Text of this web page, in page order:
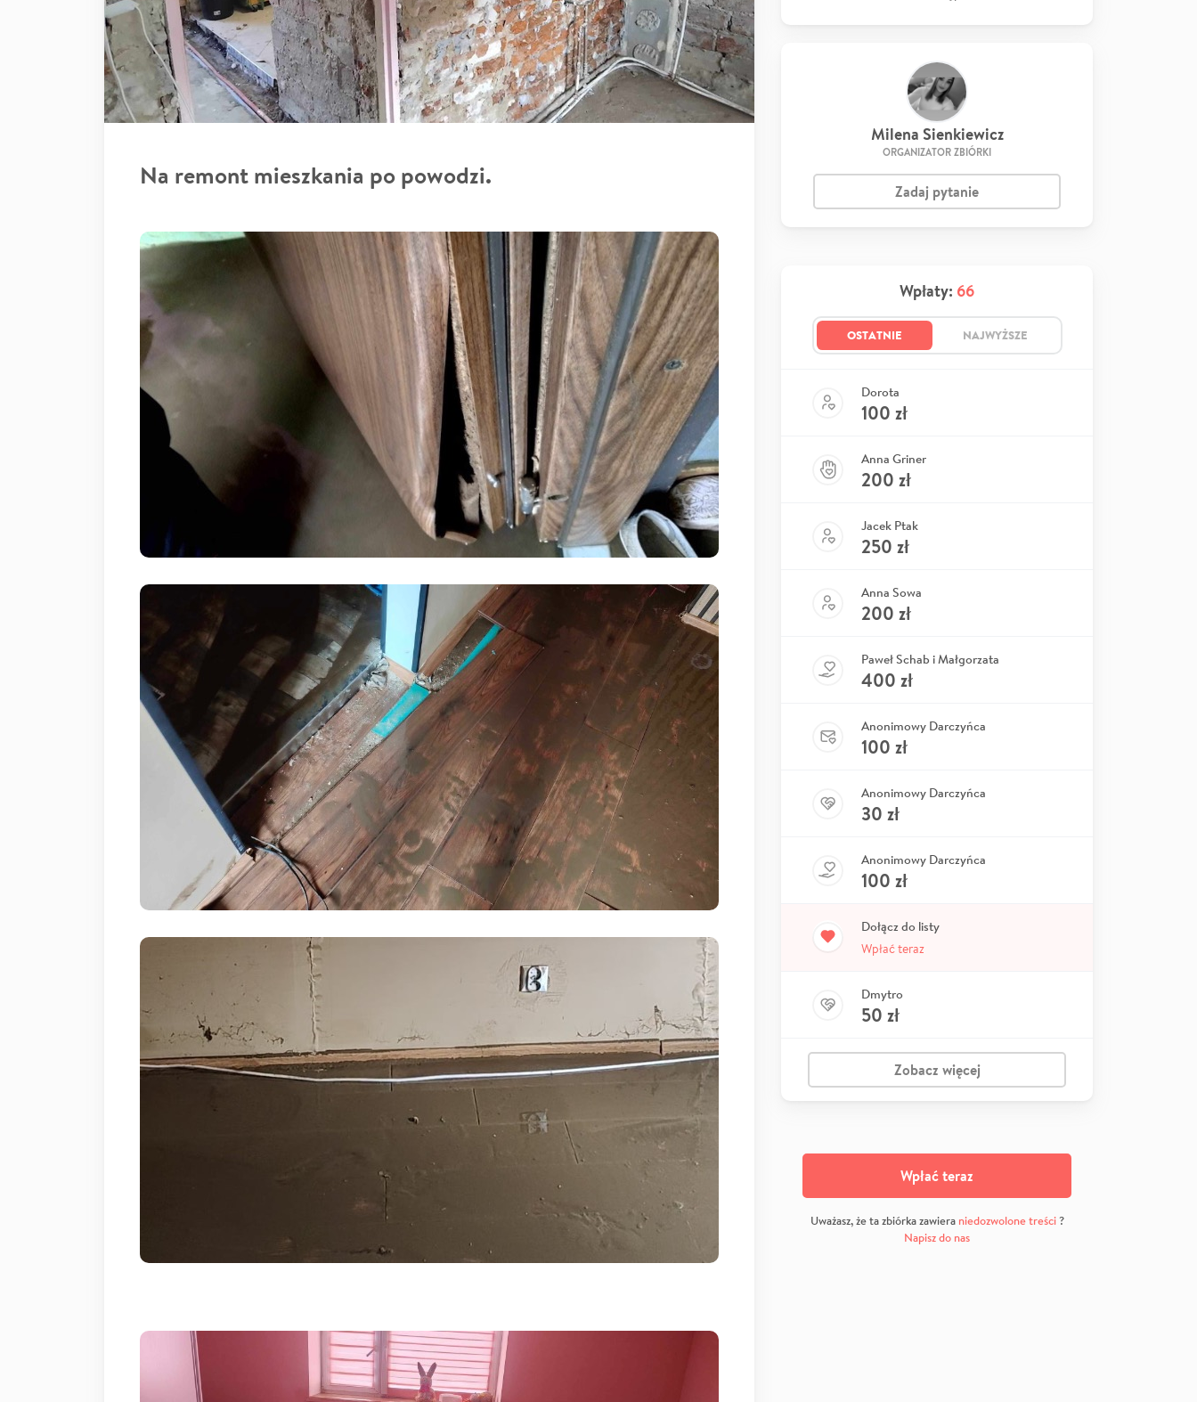
Na remont mieszkania po powodzi.
Milena Sienkiewicz
ORGANIZATOR ZBIÓRKI
Zadaj pytanie
Wpłaty: 66
OSTATNIE NAJWYŻSZE
Dorota
100 zł
Anna Griner
200 zł
Jacek Ptak
250 zł
Anna Sowa
200 zł
Paweł Schab i Małgorzata
400 zł
Anonimowy Darczyńca
100 zł
Anonimowy Darczyńca
30 zł
Anonimowy Darczyńca
100 zł
Dołącz do listy
Wpłać teraz
Dmytro
50 zł
Zobacz więcej
Wpłać teraz
Uważasz, że ta zbiórka zawiera niedozwolone treści?
Napisz do nas